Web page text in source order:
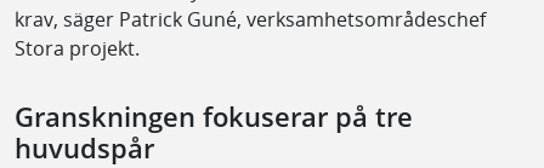
krav, säger Patrick Guné, verksamhetsområdeschef
Stora projekt.
Granskningen fokuserar på tre
huvudspår